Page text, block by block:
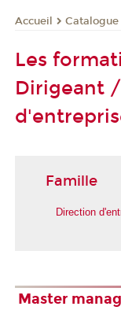
Accueil
Les
Dirigeant
Famille
Direction
Master